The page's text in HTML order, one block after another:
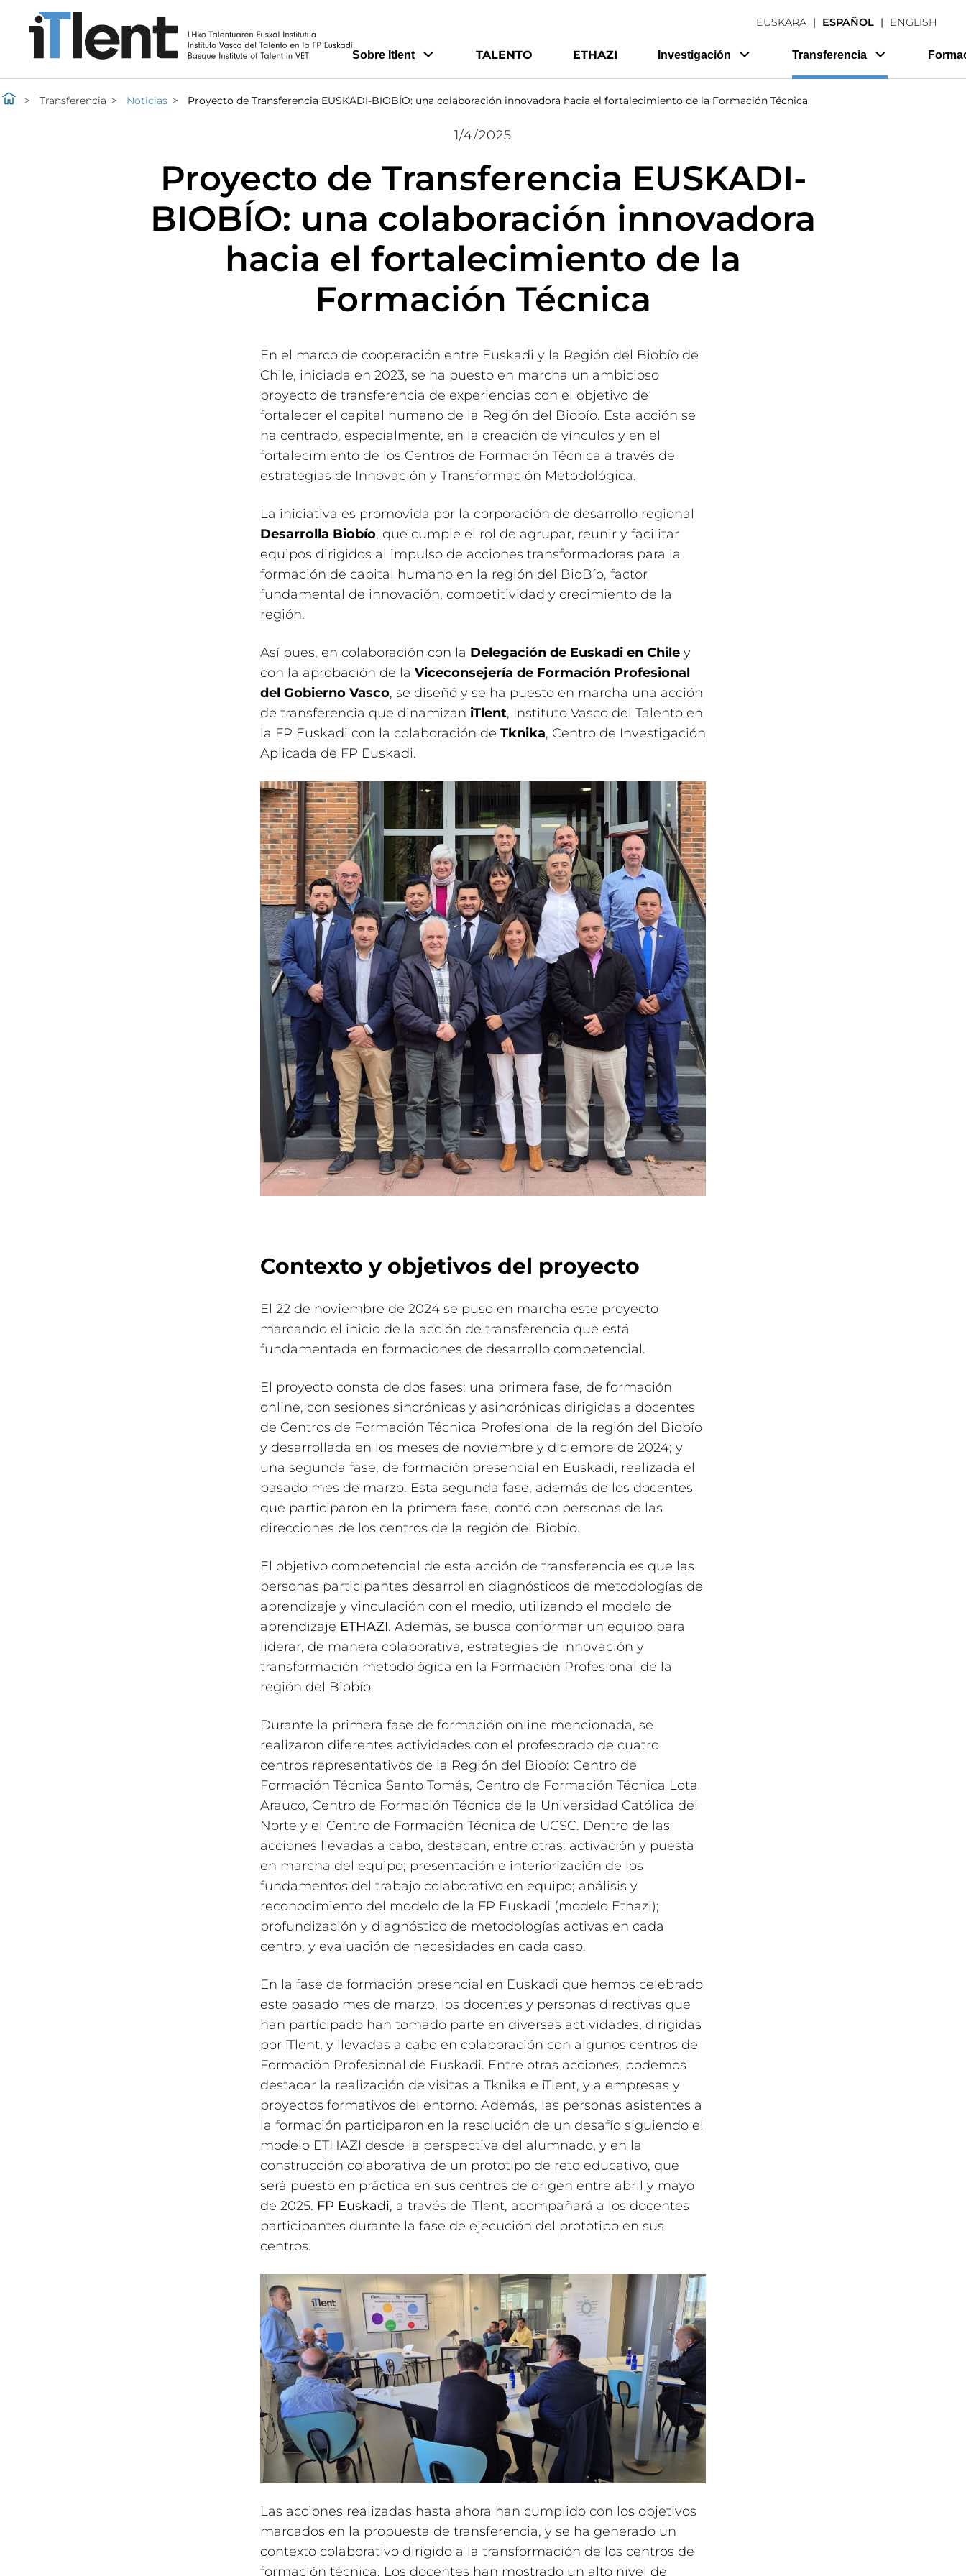
EUSKARA ESPAÑOL ENGLISH
Sobre Itlent TALENTO ETHAZI Investigación Transferencia
Transferencia Noticias Proyecto de Transferencia EUSKADI-BIOBÍO: una colaboración innovadora hacia el fortalecimiento de la Formación Técnica
1/4/2025
Proyecto de Transferencia EUSKADI-
BIOBÍO: una colaboración innovadora
hacia el fortalecimiento de la
Formación Técnica
En el marco de cooperación entre Euskadi y la Región del Biobío de
Chile, iniciada en 2023, se ha puesto en marcha un ambicioso
proyecto de transferencia de experiencias con el objetivo de
fortalecer el capital humano de la Región del Biobío. Esta acción se
ha centrado, especialmente, en la creación de vínculos y en el
fortalecimiento de los Centros de Formación Técnica a través de
estrategias de Innovación y Transformación Metodológica.
La iniciativa es promovida por la corporación de desarrollo regional
Desarrolla Biobío, que cumple el rol de agrupar, reunir y facilitar
equipos dirigidos al impulso de acciones transformadoras para la
formación de capital humano en la región del BioBío, factor
fundamental de innovación, competitividad y crecimiento de la
región.
Así pues, en colaboración con la Delegación de Euskadi en Chile y
con la aprobación de la Viceconsejería de Formación Profesional
del Gobierno Vasco, se diseñó y se ha puesto en marcha una acción
de transferencia que dinamizan iTlent, Instituto Vasco del Talento en
la FP Euskadi con la colaboración de Tknika, Centro de Investigación
Aplicada de FP Euskadi.
Contexto y objetivos del proyecto
El 22 de noviembre de 2024 se puso en marcha este proyecto
marcando el inicio de la acción de transferencia que está
fundamentada en formaciones de desarrollo competencial.
El proyecto consta de dos fases: una primera fase, de formación
online, con sesiones sincrónicas y asincrónicas dirigidas a docentes
de Centros de Formación Técnica Profesional de la región del Biobío
y desarrollada en los meses de noviembre y diciembre de 2024; y
una segunda fase, de formación presencial en Euskadi, realizada el
pasado mes de marzo. Esta segunda fase, además de los docentes
que participaron en la primera fase, contó con personas de las
direcciones de los centros de la región del Biobío.
El objetivo competencial de esta acción de transferencia es que las
personas participantes desarrollen diagnósticos de metodologías de
aprendizaje y vinculación con el medio, utilizando el modelo de
aprendizaje ETHAZI. Además, se busca conformar un equipo para
liderar, de manera colaborativa, estrategias de innovación y
transformación metodológica en la Formación Profesional de la
región del Biobío.
Durante la primera fase de formación online mencionada, se
realizaron diferentes actividades con el profesorado de cuatro
centros representativos de la Región del Biobío: Centro de
Formación Técnica Santo Tomás, Centro de Formación Técnica Lota
Arauco, Centro de Formación Técnica de la Universidad Católica del
Norte y el Centro de Formación Técnica de UCSC. Dentro de las
acciones llevadas a cabo, destacan, entre otras: activación y puesta
en marcha del equipo; presentación e interiorización de los
fundamentos del trabajo colaborativo en equipo; análisis y
reconocimiento del modelo de la FP Euskadi (modelo Ethazi);
profundización y diagnóstico de metodologías activas en cada
centro, y evaluación de necesidades en cada caso.
En la fase de formación presencial en Euskadi que hemos celebrado
este pasado mes de marzo, los docentes y personas directivas que
han participado han tomado parte en diversas actividades, dirigidas
por iTlent, y llevadas a cabo en colaboración con algunos centros de
Formación Profesional de Euskadi. Entre otras acciones, podemos
destacar la realización de visitas a Tknika e iTlent, y a empresas y
proyectos formativos del entorno. Además, las personas asistentes a
la formación participaron en la resolución de un desafío siguiendo el
modelo ETHAZI desde la perspectiva del alumnado, y en la
construcción colaborativa de un prototipo de reto educativo, que
será puesto en práctica en sus centros de origen entre abril y mayo
de 2025. FP Euskadi, a través de iTlent, acompañará a los docentes
participantes durante la fase de ejecución del prototipo en sus
centros.
Las acciones realizadas hasta ahora han cumplido con los objetivos
marcados en la propuesta de transferencia, y se ha generado un
contexto colaborativo dirigido a la transformación de los centros de
formación técnica. Los docentes han mostrado un alto nivel de